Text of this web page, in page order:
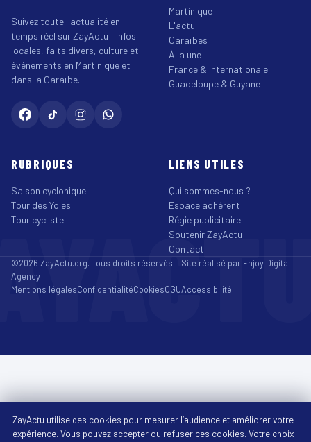
Suivez toute l'actualité en
temps réel sur ZayActu : infos
locales, faits divers, culture et
événements en Martinique et
dans la Caraïbe.
Martinique
L'actu
Caraïbes
À la une
France & Internationale
Guadeloupe & Guyane
RUBRIQUES
Saison cyclonique
Tour des Yoles
Tour cycliste
LIENS UTILES
Qui sommes-nous ?
Espace adhérent
Régie publicitaire
Soutenir ZayActu
Contact
©2026 ZayActu.org. Tous droits réservés. · Site réalisé par Enjoy Digital
Agency
Mentions légalesConfidentialitéCookiesCGUAccessibilité
ZayActu utilise des cookies pour mesurer l’audience et améliorer votre
expérience. Vous pouvez accepter ou refuser ces cookies. Votre choix